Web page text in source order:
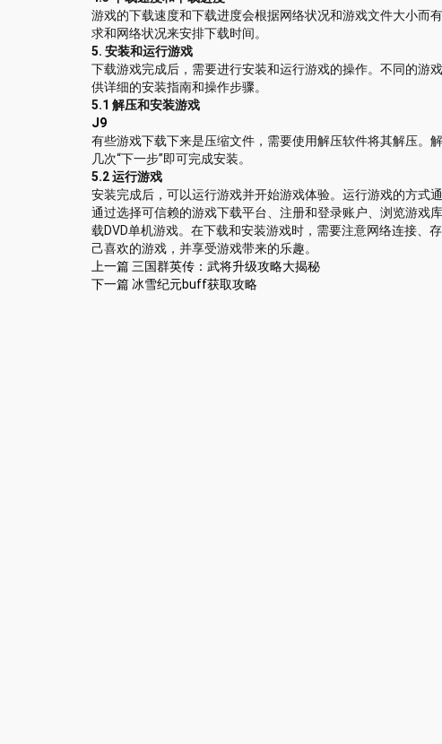
游戏的下载速度和下载进度会根据网络状况和游戏文件大小而
求和网络状况来安排下载时间。
5. 安装和运行游戏
下载游戏完成后，需要进行安装和运行游戏的操作。不同的游
供详细的安装指南和操作步骤。
5.1 解压和安装游戏
J9
有些游戏下载下来是压缩文件，需要使用解压软件将其解压。
几次“下一步”即可完成安装。
5.2 运行游戏
安装完成后，可以运行游戏并开始游戏体验。运行游戏的方式
通过选择可信赖的游戏下载平台、注册和登录账户、浏览游戏
载DVD单机游戏。在下载和安装游戏时，需要注意网络连接、
己喜欢的游戏，并享受游戏带来的乐趣。
上一篇三国群英传：武将升级攻略大揭秘
下一篇冰雪纪元buff获取攻略